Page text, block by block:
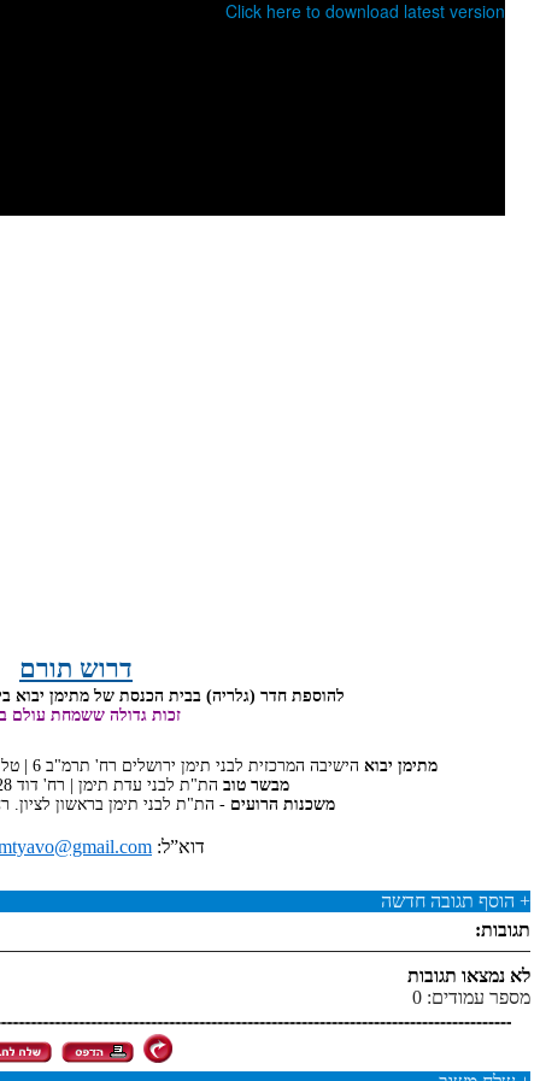
דרוש תורם
להוספת חדר (גלריה) בבית הכנסת של מתימן יבוא
זכות גדולה ששמחת עולם
מתימן יבוא הישיבה המרכזית לבני תימן ירושלים רח' תרמ"ב 6 | טל': 02-5812531 | חשבון בנק הדאר: 4874867
מבשר טוב הת"ת לבני עדת תימן | רח' דוד 28 | פקס: 02-5811026
משכנות הרועים - הת"ת לבני תימן בראשון לציון. רח' נחמיה
דוא”ל: email:
+ הוסף תגובה חדשה
תגובות:
לא נמצאו תגובות
מספר עמודים: 0